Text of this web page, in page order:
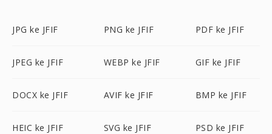
JPG ke JFIF PNG ke JFIF PDF ke JFIF
JPEG ke JFIF WEBP ke JFIF GIF ke JFIF
DOCX ke JFIF AVIF ke JFIF BMP ke JFIF
HEIC ke JFIF SVG ke JFIF PSD ke JFIF